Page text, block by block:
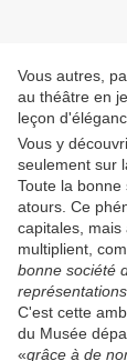
Vous autres,
au théâtre en
leçon
Vous y
seulement sur
Toute la
atours. Ce
capitales, mais
multiplient,
bonne société
C'est cette
du Musée
«grâce à de